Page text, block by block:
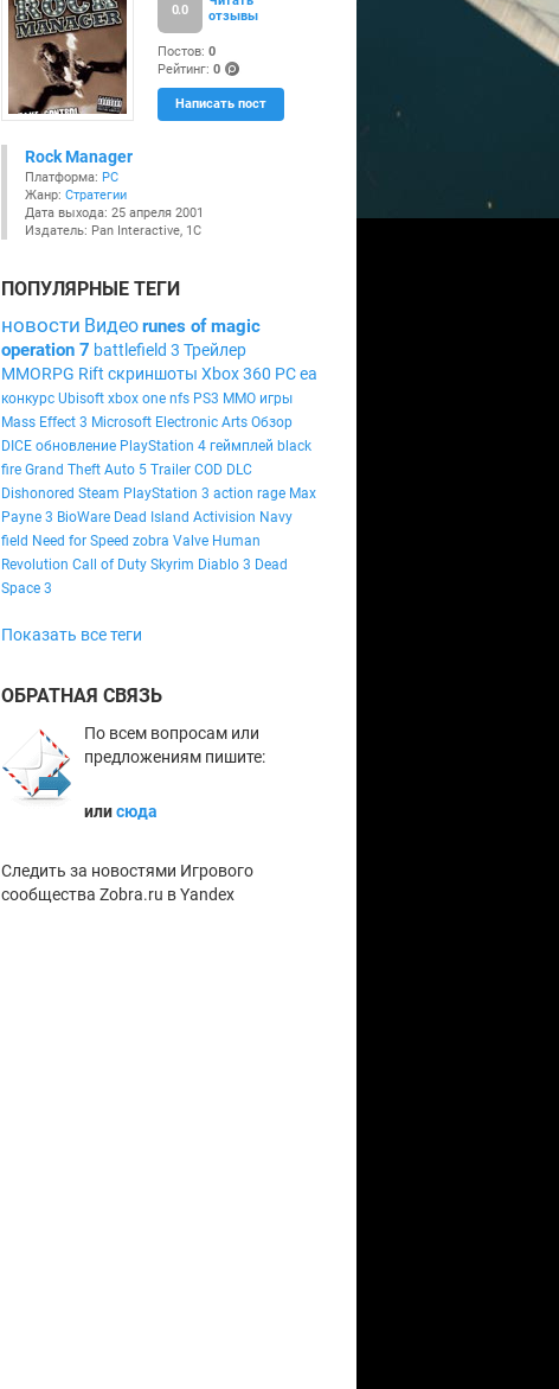
0.0
+
отзывы
Постов: 0
Рейтинг: 0
(po
ints
)
Написать пост
Rock Manager
Платформа: PC
Жанр: Стратегии
Дата выхода: 25 апреля 2001
Издатель: Pan Interactive, 1C
ПОПУЛЯРНЫЕ ТЕГИ
новости Видеоrunes of magic
operation 7 battlefield 3 Трейлер
MMORPG Rift скриншоты Xbox 360 PC ea
конкурс Ubisoft xbox one nfs PS3 MMO игры
Mass Effect 3 Microsoft Electronic Arts Обзор
DICE обновление PlayStation 4 геймплей black
fire Grand Theft Auto 5 Trailer COD DLC
Dishonored Steam PlayStation 3 action rage Max
Payne 3 BioWare Dead Island Activision Navy
field Need for Speed zobra Valve Human
Revolution Call of Duty Skyrim Diablo 3 Dead
Space 3
Показать все теги
ОБРАТНАЯ СВЯЗЬ
По всем вопросам или
предложениям пишите:
илисюда
Следить за новостями Игрового
сообщества Zobra.ru в Yandex